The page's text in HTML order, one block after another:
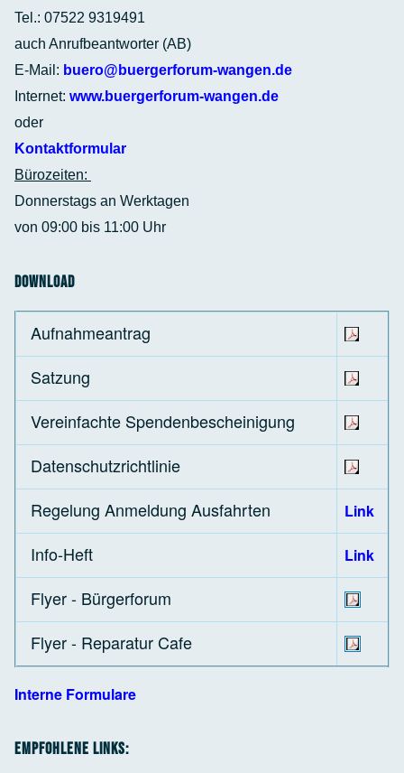
Tel.: 07522 9319491
auch Anrufbeantworter (AB)
E-Mail: buero@buergerforum-wangen.de
Internet: www.buergerforum-wangen.de
oder
Kontaktformular
Bürozeiten:
Donnerstags an Werktagen
von 09:00 bis 11:00 Uhr
Download
Aufnahmeantrag
Satzung
Vereinfachte Spendenbescheinigung
Datenschutzrichtlinie
Regelung Anmeldung Ausfahrten
Link
Info-Heft Link
Flyer - Bürgerforum
Flyer - Reparatur Cafe
Interne Formulare
Empfohlene Links: